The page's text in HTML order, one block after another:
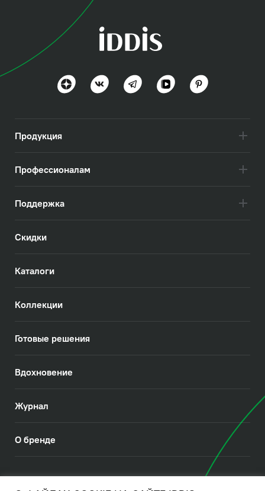
коллекция
Бэйс (Base)
Продукция
Профессионалам
Поддержка
Скидки
Каталоги
Коллекции
Готовые решения
Вдохновение
Журнал
О бренде